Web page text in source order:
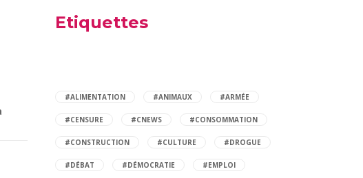
Etiquettes
#ALIMENTATION #ANIMAUX #ARMÉE
#CENSURE #CNEWS #CONSOMMATION
#CONSTRUCTION #CULTURE #DROGUE
#DÉBAT #DÉMOCRATIE #EMPLOI